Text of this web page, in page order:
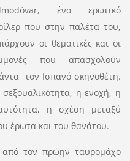
ένα ερωτικό
που στην παλέτα του,
οι θεματικές και οι
που απασχολούν
τον Ισπανό σκηνοθέτη.
η ενοχή, η
η σχέση μεταξύ
έρωτα και του θανάτου.
από τον πρώην ταυρομάχο